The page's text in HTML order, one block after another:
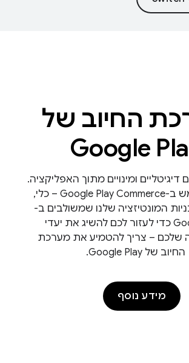
החיוב של
Google
דיגיטליים ומינויים מתוך האפליקציה.
כדי להשתמש ב-Google Play Commerce – כלי,
המונטיזציה שלנו שמשולבים ב-
Google Play כדי לעזור לכם להשיג את יעדי
שלכם – צריך להטמיע את מערכת
החיוב של Google Play.
מידע נוסף